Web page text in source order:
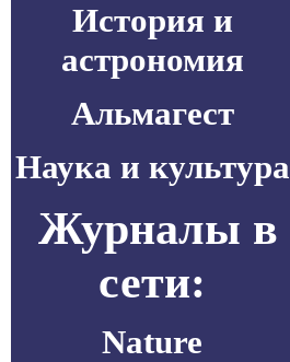
История и
астрономия
Альмагест
Наука и культура
Журналы в
сети:
Nature